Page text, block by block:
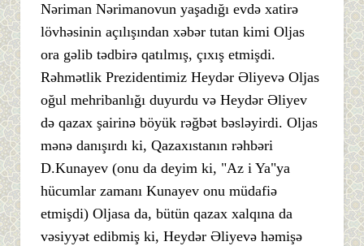
Nəriman Nərimanovun yaşadığı evdə xatirə
lövhəsinin açılışından xəbər tutan kimi Oljas
ora gəlib tədbirə qatılmış, çıxış etmişdi.
Rəhmətlik Prezidentimiz Heydər Əliyevə Oljas
oğul mehribanlığı duyurdu və Heydər Əliyev
də qazax şairinə böyük rəğbət bəsləyirdi. Oljas
mənə danışırdı ki, Qazaxıstanın rəhbəri
D.Kunayev (onu da deyim ki, "Az i Ya"ya
hücumlar zamanı Kunayev onu müdafiə
etmişdi) Oljasa da, bütün qazax xalqına da
vəsiyyət edibmiş ki, Heydər Əliyevə həmişə